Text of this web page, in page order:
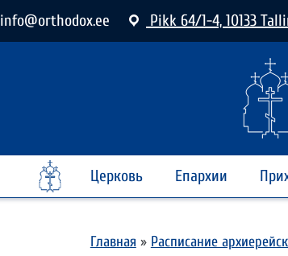
info@orthodox.ee Pikk 64/1-4, 10133
Церковь Епархии
Главная » Расписание